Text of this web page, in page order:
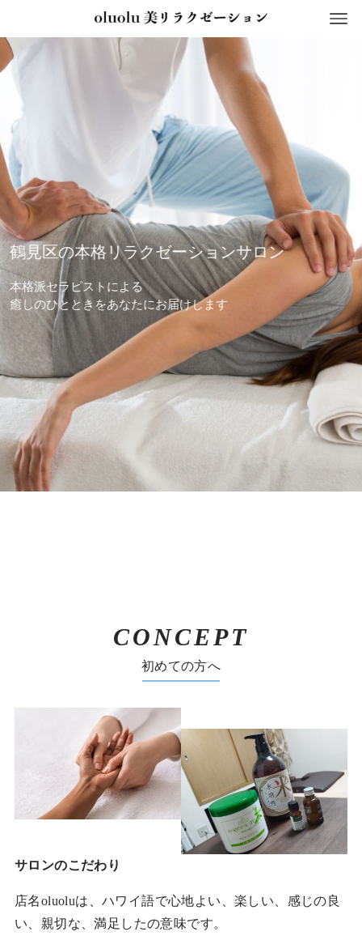
鶴見区の本格リラクゼーションサロン
本格派セラピストによる
癒しのひとときをあなたにお届けします
CONCEPT
初めての方へ
サロンのこだわり
店名oluoluは、ハワイ語で心地よい、楽しい、感じの良
い、親切な、満足したの意味です。